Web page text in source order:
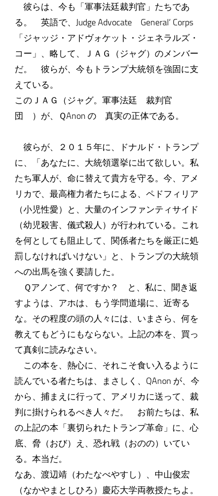
彼らは、今も「軍事法廷裁判官」たちであ
る。 英語で、Judge Advocate General’ Corps
「ジャッジ・アドヴォケット・ジェネラルズ・
コー」、略して、ＪＡＧ（ジャグ）のメンバー
だ。 彼らが、今もトランプ大統領を強固に支
えている。
このＪＡＧ（ジャグ。軍事法廷 裁判官
団 ）が、ＱAnon の 真実の正体である。
彼らが、２０１５年に、ドナルド・トランプ
に、「あなたに、大統領選挙に出て欲しい。私
たち軍人が、命に替えて貴方を守る。今、アメ
リカで、最高権力者たちによる、ペドフィリア
（小児性愛）と、大量のインファンティサイド
（幼児殺害、儀式殺人）が行われている。これ
を何としても阻止して、関係者たちを厳正に処
罰しなければいけない」と、トランプの大統領
への出馬を強く要請した。
Ｑアノンて、何ですか？ と、私に、聞き返
すようは、アホは、もう学問道場に、近寄る
な。その程度の頭の人々には、いまさら、何を
教えてもどうにもならない。上記の本を、買っ
て真剣に読みなさい。
この本を、熱心に、それこそ食い入るように
読んでいる者たちは、まさしく、QAnon が、今
から、捕まえに行って、アメリカに送って、裁
判に掛けられるべき人々だ。 お前たちは、私
の上記の本「裏切られたトランプ革命」に、心
底、脅（おび）え、恐れ戦（おのの）いてい
る。本当だ。
なあ、渡辺靖（わたなべやすし）、中山俊宏
（なかやまとしひろ）慶応大学両教授たちよ。